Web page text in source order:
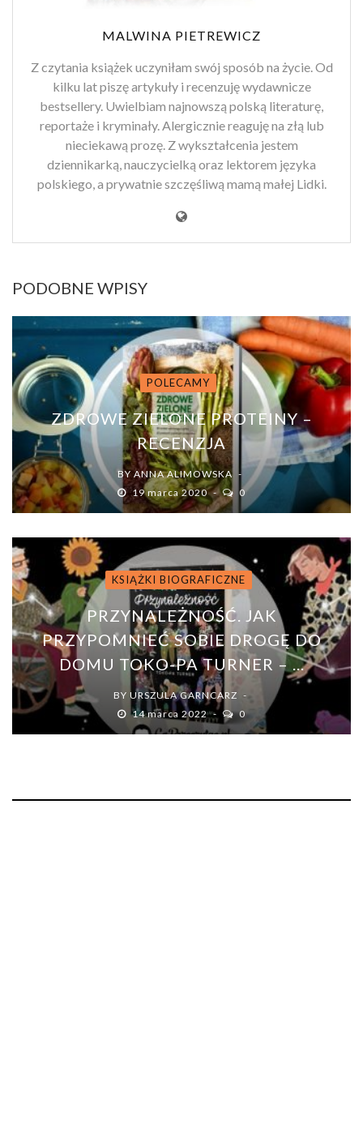
MALWINA PIETREWICZ
Z czytania książek uczyniłam swój sposób na życie. Od
kilku lat piszę artykuły i recenzuję wydawnicze
bestsellery. Uwielbiam najnowszą polską literaturę,
reportaże i kryminały. Alergicznie reaguję na złą lub
nieciekawą prozę. Z wykształcenia jestem
dziennikarką, nauczycielką oraz lektorem języka
polskiego, a prywatnie szczęśliwą mamą małej Lidki.
PODOBNE WPISY
POLECAMY
ZDROWE ZIELONE PROTEINY –
RECENZJA
BYANNA ALIMOWSKA
19 marca 2020
0
KSIĄŻKI BIOGRAFICZNE
PRZYNALEŻNOŚĆ. JAK
PRZYPOMNIEĆ SOBIE DROGĘ DO
DOMU TOKO-PA TURNER – ...
BY URSZULA GARNCARZ
14 marca 2022
0